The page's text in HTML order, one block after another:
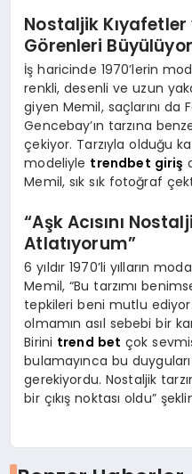
Nostaljik Kıyafetler
Görenleri Büyülüyor
İş haricinde 1970’lerin
renkli, desenli ve uzun
giyen Memil, saçlarını da
Gencebay’ın tarzına
çekiyor. Tarzıyla olduğu
modeliyle trendbet giriş
Memil, sık sık fotoğraf
“Aşk Acısını
Atlatıyorum”
6 yıldır 1970’li yılların
Memil, “Bu tarzımı
tepkileri beni mutlu
olmamın asıl sebebi bir
Birini trend bet çok
bulamayınca bu
gerekiyordu. Nostaljik
bir çıkış noktası oldu”